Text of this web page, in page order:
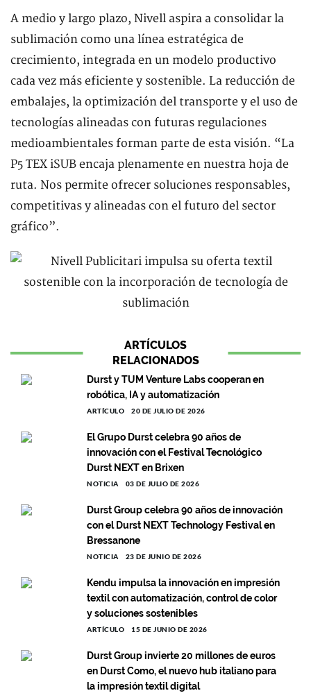
A medio y largo plazo, Nivell aspira a consolidar la
sublimación como una línea estratégica de
crecimiento, integrada en un modelo productivo
cada vez más eficiente y sostenible. La reducción de
embalajes, la optimización del transporte y el uso de
tecnologías alineadas con futuras regulaciones
medioambientales forman parte de esta visión. “La
P5 TEX iSUB encaja plenamente en nuestra hoja de
ruta. Nos permite ofrecer soluciones responsables,
competitivas y alineadas con el futuro del sector
gráfico”.
ARTÍCULOS
RELACIONADOS
Durst y TUM Venture Labs cooperan en
robótica, IA y automatización
ARTÍCULO 20 DE JULIO DE 2026
El Grupo Durst celebra 90 años de
innovación con el Festival Tecnológico
Durst NEXT en Brixen
NOTICIA 03 DE JULIO DE 2026
Durst Group celebra 90 años de innovación
con el Durst NEXT Technology Festival en
Bressanone
NOTICIA 23 DE JUNIO DE 2026
Kendu impulsa la innovación en impresión
textil con automatización, control de color
y soluciones sostenibles
ARTÍCULO 15 DE JUNIO DE 2026
Durst Group invierte 20 millones de euros
en Durst Como, el nuevo hub italiano para
la impresión textil digital